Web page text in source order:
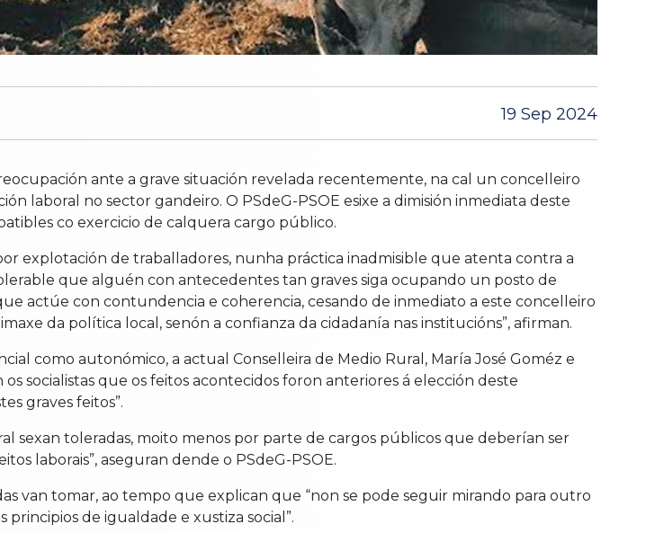
19 Sep 2024
ante a grave situación revelada recentemente, na cal un concelleiro
laboral no sector gandeiro. O PSdeG-PSOE esixe a dimisión inmediata deste
co exercicio de calquera cargo público.
explotación de traballadores, nunha práctica inadmisible que atenta contra a
que alguén con antecedentes tan graves siga ocupando un posto de
actúe con contundencia e coherencia, cesando de inmediato a este concelleiro
da política local, senón a confianza da cidadanía nas institucións”, afirman.
como autonómico, a actual Conselleira de Medio Rural, María José Goméz e
socialistas que os feitos acontecidos foron anteriores á elección deste
graves feitos”.
sexan toleradas, moito menos por parte de cargos públicos que deberían ser
laborais”, aseguran dende o PSdeG-PSOE.
van tomar, ao tempo que explican que “non se pode seguir mirando para outro
de igualdade e xustiza social”.